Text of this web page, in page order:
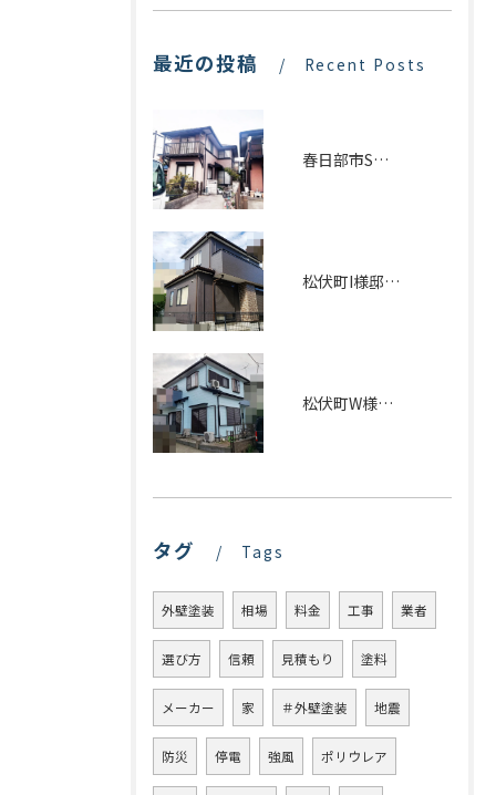
最近の投稿 Recent Posts
春日部市S様邸塗装工事事例
松伏町I様邸外壁塗装・屋根ｶﾊﾞｰ工法施工事例
松伏町W様邸 外壁塗装施工事例
タグ Tags
外壁塗装 相場 料金 工事 業者
選び方 信頼 見積もり 塗料
メーカー 家 ＃外壁塗装 地震
防災 停電 強風 ポリウレア